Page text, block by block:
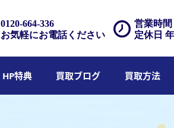
営業時間
定休日
0120-664-336
お気軽にお電話ください
HP特典 買取ブログ 買取方法